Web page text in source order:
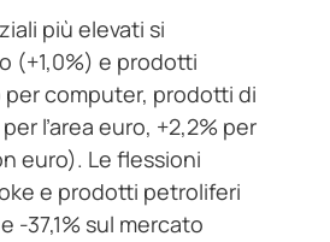
più elevati si
(+1,0%) e prodotti
computer, prodotti di
l’area euro, +2,2% per
euro). Le flessioni
e prodotti petroliferi
-37,1% sul mercato